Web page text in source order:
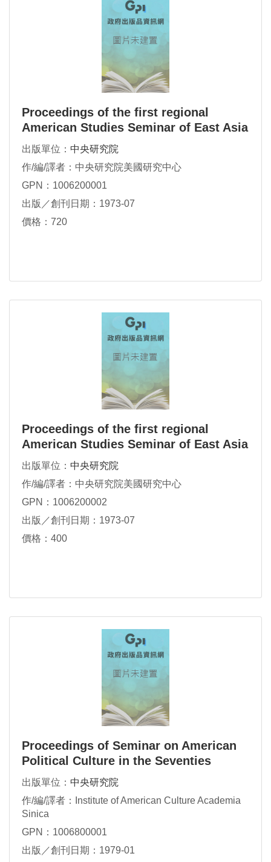
Proceedings of the first regional
American Studies Seminar of East Asia
出版單位： 中央研究院
作/編/譯者：中央研究院美國研究中心
GPN：1006200001
出版／創刊日期：1973-07
價格：720
Proceedings of the first regional
American Studies Seminar of East Asia
出版單位： 中央研究院
作/編/譯者：中央研究院美國研究中心
GPN：1006200002
出版／創刊日期：1973-07
價格：400
Proceedings of Seminar on American
Political Culture in the Seventies
出版單位： 中央研究院
作/編/譯者：Institute of American Culture Academia
Sinica
GPN：1006800001
出版／創刊日期：1979-01